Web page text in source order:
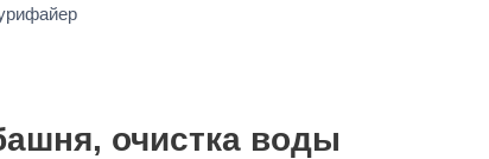
очистка воды